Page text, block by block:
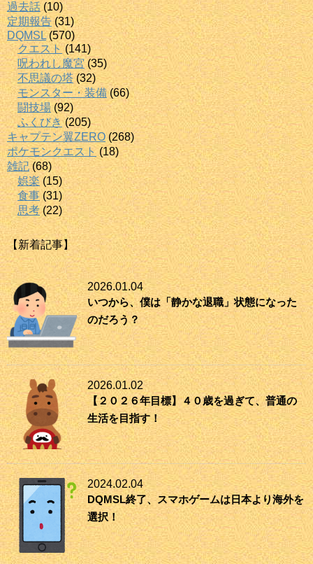
過去話(10)
定期報告 (31)
DQMSL(570)
クエスト(141)
呪われし魔宮(35)
不思議の塔(32)
モンスター・装備(66)
闘技場(92)
ふくびき(205)
キャプテン翼ZERO(268)
ポケモンクエスト (18)
雑記 (68)
娯楽 (15)
食事 (31)
思考(22)
【新着記事】
2026.01.04
いつから、僕は「静かな退職」状態になった
のだろう？
2026.01.02
【２０２６年目標】４０歳を過ぎて、普通の
生活を目指す！
2024.02.04
DQMSL終了、スマホゲームは日本より海外を
選択！